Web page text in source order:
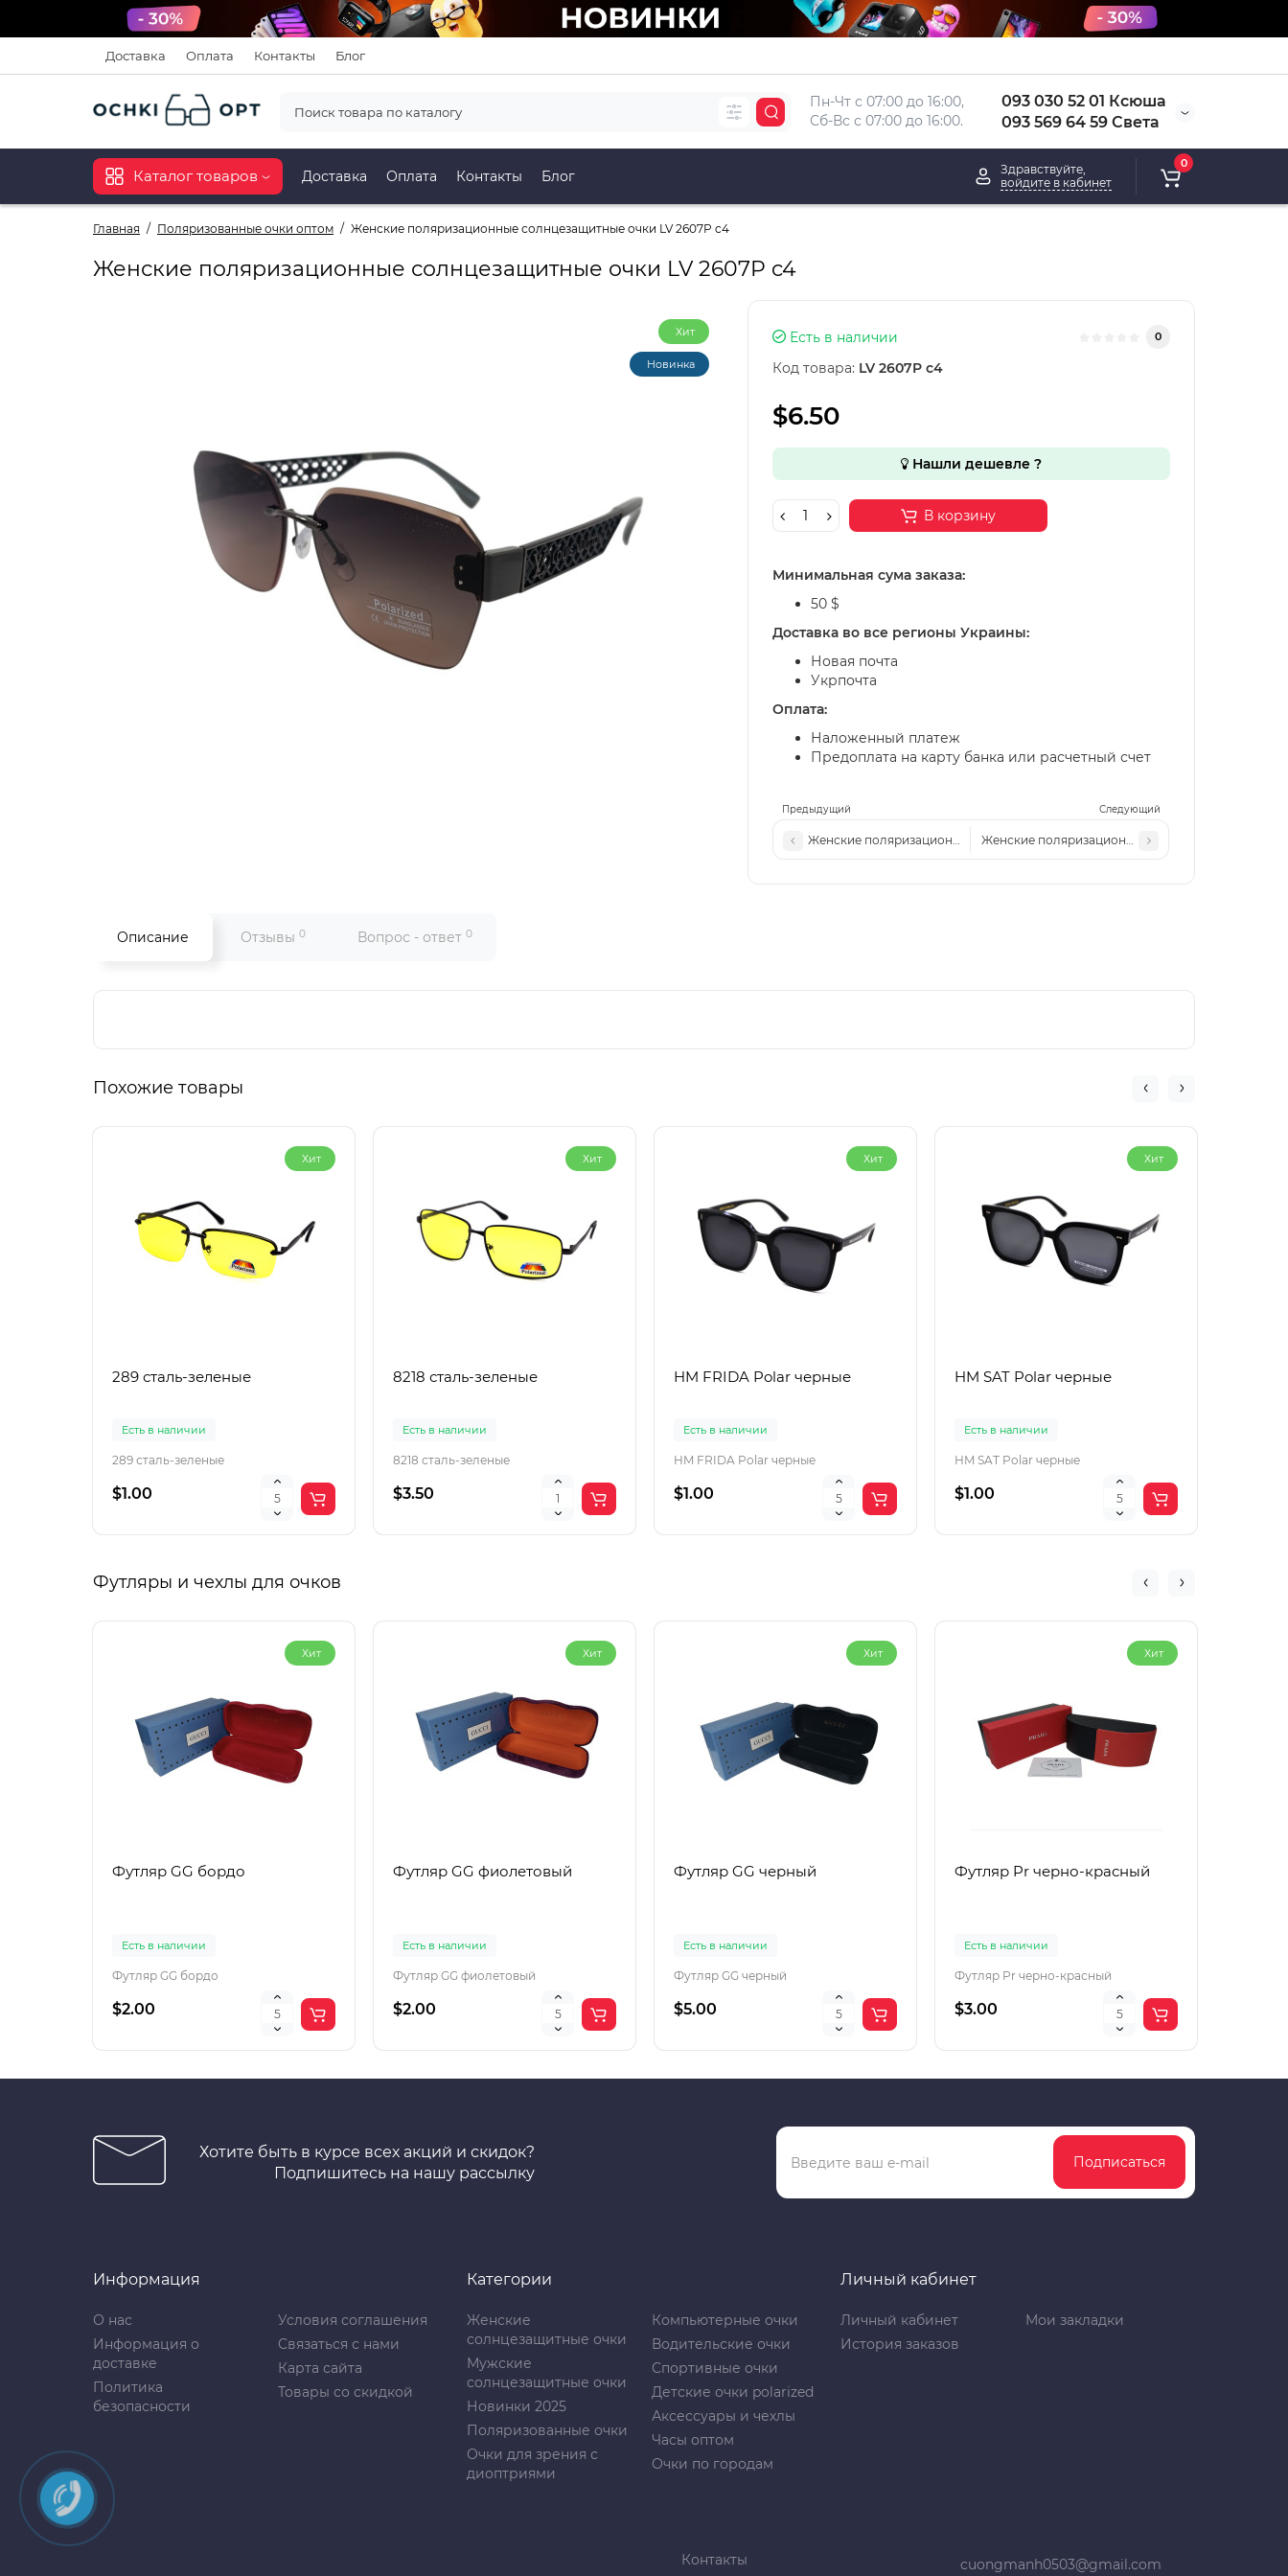
Доставка Оплата Контакты Блог
Пн-Чт с 07:00 до 16:00,
Сб-Вс с 07:00 до 16:00.
093 030 52 01 Ксюша
093 569 64 59 Света
Каталог товаров Доставка Оплата Контакты Блог
Здравствуйте,
войдите в кабинет
0
Главная Поляризованные очки оптом Женские поляризационные солнцезащитные очки LV 2607P c4
Женские поляризационные солнцезащитные очки LV 2607P c4
Хит
Новинка
Предыдущий Следующий
Женские поляризационные солнцезащитные очки LV 2607P c5
Женские поляризационные солнцезащитные очки
Есть в наличии 0
Код товара: LV 2607P c4
$6.50
Нашли дешевле ?
В корзину
Минимальная сума заказа:
50 $
Доставка во все регионы Украины:
Новая почта
Укрпочта
Оплата:
Наложенный платеж
Предоплата на карту банка или расчетный счет
Описание Отзывы 0 Вопрос - ответ 0
Похожие товары
Хит
289 сталь-зеленые
Есть в наличии
289 сталь-зеленые
$1.00
Хит
8218 сталь-зеленые
Есть в наличии
8218 сталь-зеленые
$3.50
Хит
HM FRIDA Polar черные
Есть в наличии
HM FRIDA Polar черные
$1.00
Хит
HM SAT Polar черные
Есть в наличии
HM SAT Polar черные
$1.00
Футляры и чехлы для очков
Хит
Футляр GG бордо
Есть в наличии
Футляр GG бордо
$2.00
Хит
Футляр GG фиолетовый
Есть в наличии
Футляр GG фиолетовый
$2.00
Хит
Футляр GG черный
Есть в наличии
Футляр GG черный
$5.00
Хит
Футляр Pr черно-красный
Есть в наличии
Футляр Pr черно-красный
$3.00
Хотите быть в курсе всех акций и скидок?
Подпишитесь на нашу рассылку
Подписаться
Информация
О нас
Информация о
доставке
Политика
безопасности
Условия соглашения
Связаться с нами
Карта сайта
Товары со скидкой
Категории
Женские
солнцезащитные очки
Мужские
солнцезащитные очки
Новинки 2025
Поляризованные очки
Очки для зрения с
диоптриями
Компьютерные очки
Водительские очки
Спортивные очки
Детские очки polarized
Аксессуары и чехлы
Часы оптом
Очки по городам
Личный кабинет
Личный кабинет
История заказов
Мои закладки
Контакты cuongmanh0503@gmail.com